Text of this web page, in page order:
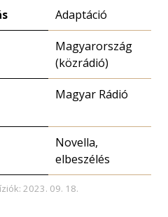
Adaptáció
Magyarország
(közrádió)
Magyar Rádió
Novella,
elbeszélés
2023. 09. 18.